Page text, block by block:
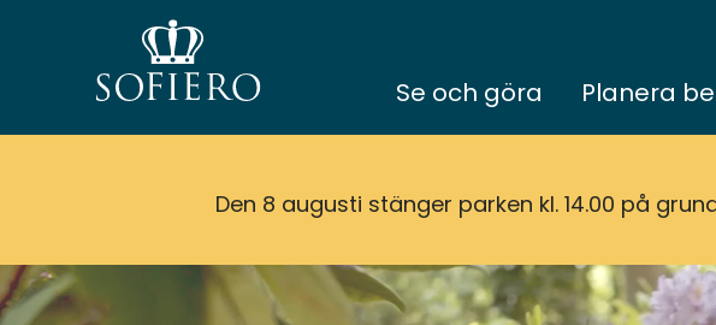
Se och göra Planera
Den 8 augusti stänger parken kl. 14.00 på